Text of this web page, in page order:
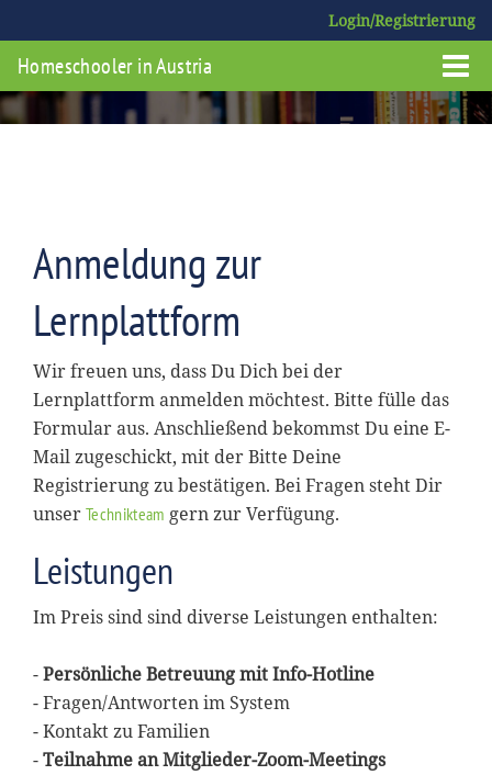
Login/Registrierung
Homeschooler in Austria
Anmeldung zur
Lernplattform
Wir freuen uns, dass Du Dich bei der
Lernplattform anmelden möchtest. Bitte fülle das
Formular aus. Anschließend bekommst Du eine E-
Mail zugeschickt, mit der Bitte Deine
Registrierung zu bestätigen. Bei Fragen steht Dir
unser Technikteam gern zur Verfügung.
Leistungen
Im Preis sind sind diverse Leistungen enthalten:
-Persönliche Betreuung mit Info-Hotline
- Fragen/Antworten im System
- Kontakt zu Familien
-Teilnahme an Mitglieder-Zoom-Meetings